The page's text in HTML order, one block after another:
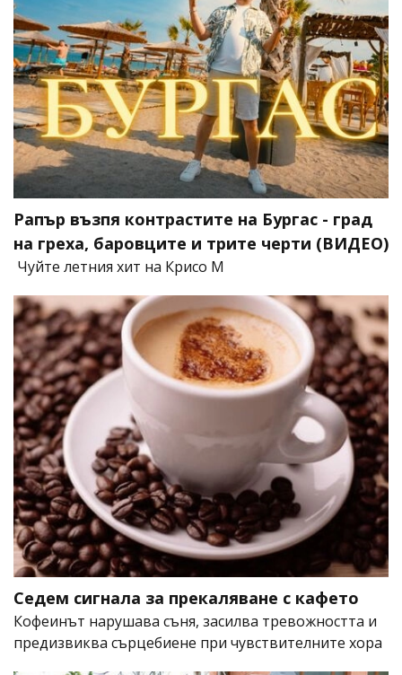
Рапър възпя контрастите на Бургас - град
на греха, баровците и трите черти (ВИДЕО)
Чуйте летния хит на Крисо М
Седем сигнала за прекаляване с кафето
Кофеинът нарушава съня, засилва тревожността и
предизвиква сърцебиене при чувствителните хора